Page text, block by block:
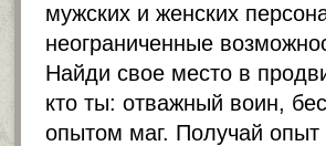
мужских и женских
неограниченные
Найди свое место в
кто ты: отважный воин,
опытом маг. Получай